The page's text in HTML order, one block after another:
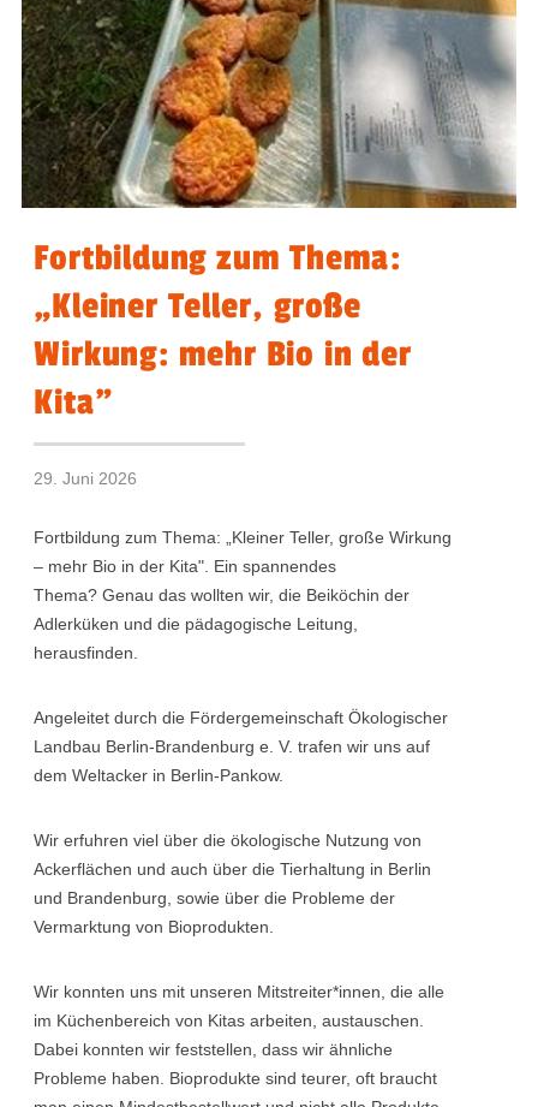
Fortbildung zum Thema:
„Kleiner Teller, große
Wirkung: mehr Bio in der
Kita"
29. Juni 2026
Fortbildung zum Thema: „Kleiner Teller, große Wirkung
– mehr Bio in der Kita". Ein spannendes
Thema? Genau das wollten wir, die Beiköchin der
Adlerküken und die pädagogische Leitung,
herausfinden.
Angeleitet durch die Fördergemeinschaft Ökologischer
Landbau Berlin-Brandenburg e. V. trafen wir uns auf
dem Weltacker in Berlin-Pankow.
Wir erfuhren viel über die ökologische Nutzung von
Ackerflächen und auch über die Tierhaltung in Berlin
und Brandenburg, sowie über die Probleme der
Vermarktung von Bioprodukten.
Wir konnten uns mit unseren Mitstreiter*innen, die alle
im Küchenbereich von Kitas arbeiten, austauschen.
Dabei konnten wir feststellen, dass wir ähnliche
Probleme haben. Bioprodukte sind teurer, oft braucht